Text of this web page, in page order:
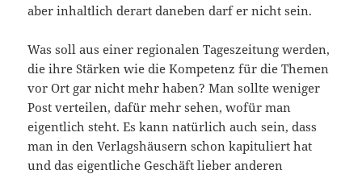
aber inhaltlich derart daneben darf er nicht sein.
Was soll aus einer regionalen Tageszeitung werden,
die ihre Stärken wie die Kompetenz für die Themen
vor Ort gar nicht mehr haben? Man sollte weniger
Post verteilen, dafür mehr sehen, wofür man
eigentlich steht. Es kann natürlich auch sein, dass
man in den Verlagshäusern schon kapituliert hat
und das eigentliche Geschäft lieber anderen